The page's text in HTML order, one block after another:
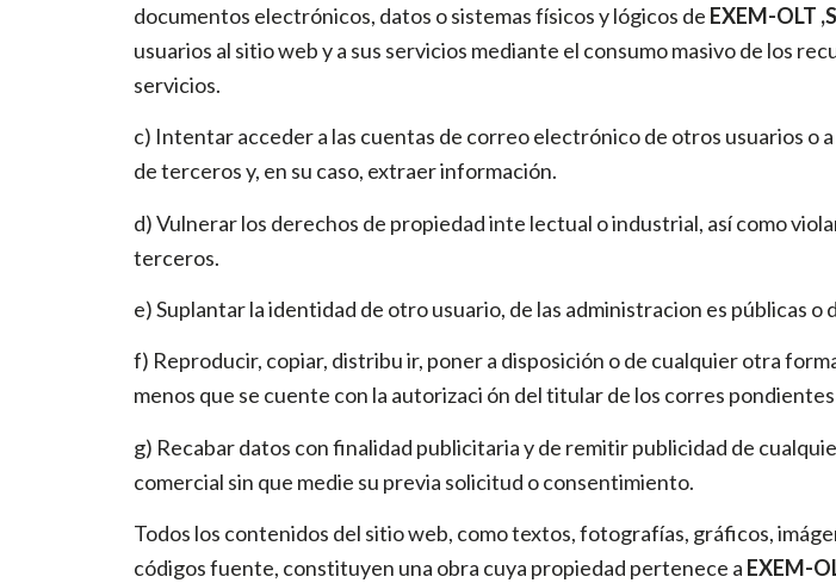
documentos electrónicos, datos o sistemas físicos y lógicos de EXEM-OLT
usuarios al sitio web y a sus servicios mediante el consumo masivo de los
servicios.
c) Intentar acceder a las cuentas de correo electrónico de otros usuarios o
de terceros y, en su caso, extraer información.
d) Vulnerar los derechos de propiedad inte lectual o industrial, así como
terceros.
e) Suplantar la identidad de otro usuario, de las administracion es públicas o
f) Reproducir, copiar, distribu ir, poner a disposición o de cualquier otra
menos que se cuente con la autorizaci ón del titular de los corres
g) Recabar datos con finalidad publicitaria y de remitir publicidad de
comercial sin que medie su previa solicitud o consentimiento.
Todos los contenidos del sitio web, como textos, fotografías, gráficos,
códigos fuente, constituyen una obra cuya propiedad pertenece a EXEM-